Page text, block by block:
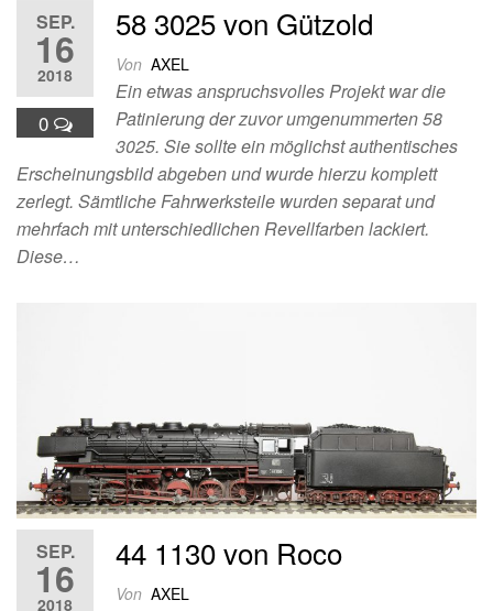
SEP.
16
2018
0
58 3025 von Gützold
Von AXEL
Ein etwas anspruchsvolles Projekt war die
Patinierung der zuvor umgenummerten 58
3025. Sie sollte ein möglichst authentisches
Erscheinungsbild abgeben und wurde hierzu komplett
zerlegt. Sämtliche Fahrwerksteile wurden separat und
mehrfach mit unterschiedlichen Revellfarben lackiert.
Diese…
SEP.
16
2018
44 1130 von Roco
Von AXEL